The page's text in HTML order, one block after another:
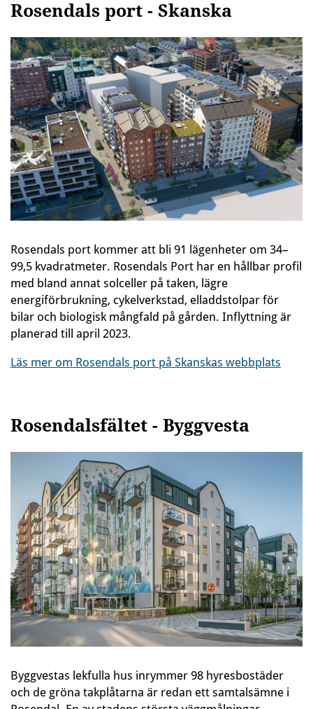
Rosendals port - Skanska
Rosendals port kommer att bli 91 lägenheter om 34–
99,5 kvadratmeter. Rosendals Port har en hållbar profil
med bland annat solceller på taken, lägre
energiförbrukning, cykelverkstad, elladdstolpar för
bilar och biologisk mångfald på gården. Inflyttning är
planerad till april 2023.
Läs mer om Rosendals port på Skanskas webbplats
Rosendalsfältet - Byggvesta
Byggvestas lekfulla hus inrymmer 98 hyresbostäder
och de gröna takplåtarna är redan ett samtalsämne i